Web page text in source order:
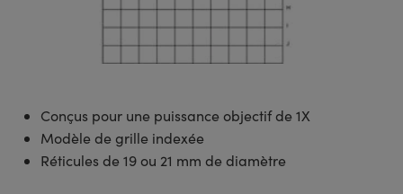
de Faisceaux Laser
Optomécaniques
la Microscopie
Microscope
Vision Labs
: Laboratoire et
par cohérence optique
: Laboratoire et
de Série: MiresTest et Détection
Conçus pour une puissance objectif de 1X
Modèle de grille indexée
Réticules de 19 ou 21 mm de diamètre